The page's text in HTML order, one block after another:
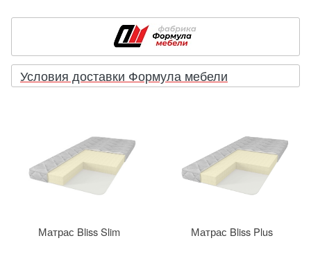
Условия доставки Формула мебели
Матрас Bliss Slim Матрас Bliss Plus